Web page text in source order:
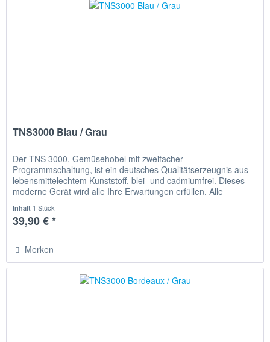
TNS3000 Blau / Grau
Der TNS 3000, Gemüsehobel mit zweifacher
Programmschaltung, ist ein deutsches Qualitätserzeugnis aus
lebensmittelechtem Kunststoff, blei- und cadmiumfrei. Dieses
moderne Gerät wird alle Ihre Erwartungen erfüllen. Alle
Inhalt 1 Stück
39,90 € *
Merken